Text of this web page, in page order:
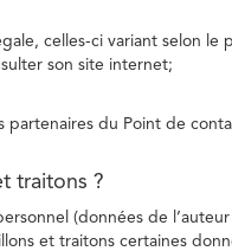
celles-ci variant selon le
son site internet;
du Point de
traitons ?
(données de
et traitons certaines